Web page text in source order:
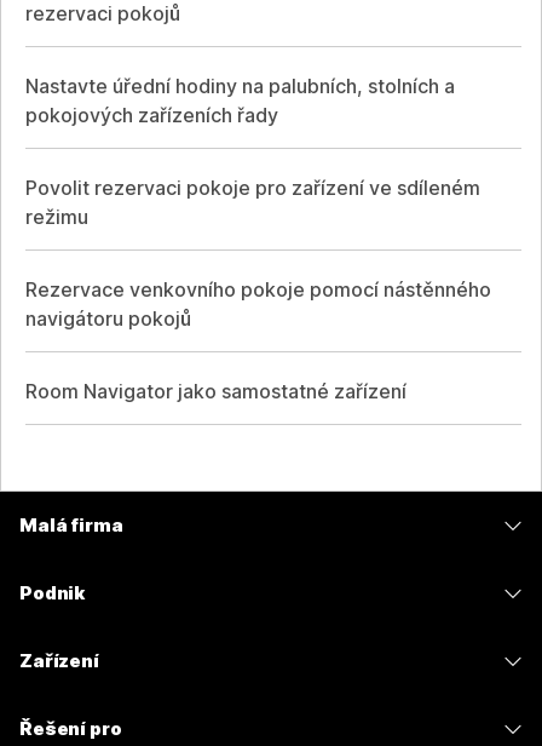
rezervaci pokojů
Nastavte úřední hodiny na palubních, stolních a
pokojových zařízeních řady
Povolit rezervaci pokoje pro zařízení ve sdíleném
režimu
Rezervace venkovního pokoje pomocí nástěnného
navigátoru pokojů
Room Navigator jako samostatné zařízení
Malá firma
Podnik
Zařízení
Řešení pro